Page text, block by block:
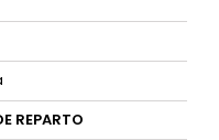
REPARTO